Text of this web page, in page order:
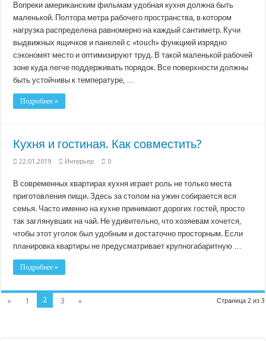
Вопреки американским фильмам удобная кухня должна быть
маленькой. Полтора метра рабочего пространства, в котором
нагрузка распределена равномерно на каждый сантиметр. Кучи
выдвижных ящичков и панелей с «touch» функцией изрядно
сэкономят место и оптимизируют труд. В такой маленькой рабочей
зоне куда легче поддерживать порядок. Все поверхности должны
быть устойчивы к температуре, …
Подробнее »
Кухня и гостиная. Как совместить?
22.01.2019 Интерьер 0
В современных квартирах кухня играет роль не только места
приготовления пищи. Здесь за столом на ужин собирается вся
семья. Часто именно на кухне принимают дорогих гостей, просто
так заглянувших на чай. Не удивительно, что хозяевам хочется,
чтобы этот уголок был удобным и достаточно просторным. Если
планировка квартиры не предусматривает крупногабаритную …
Подробнее »
Страница 2 из 3
« 1 2 3 »